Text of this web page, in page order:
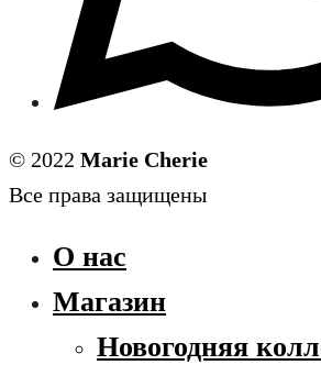
© 2022 Marie Cherie
Все права защищены
О нас
Магазин
Новогодняя